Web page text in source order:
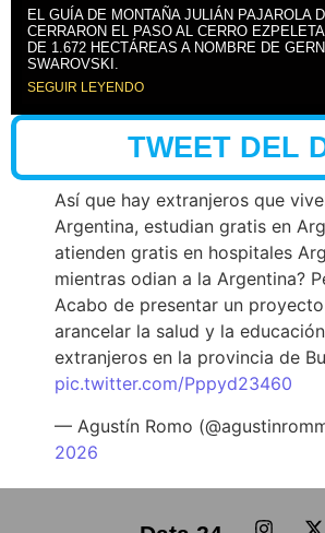
EL GUÍA DE MONTAÑA JULIÁN PAJAROLA
CERRARON EL PASO AL CERRO
DE 1.672 HECTÁREAS A NOMBRE DE
SWAROVSKI.
SEGUIR LEYENDO
TWEET DEL
Así que hay extranjeros que
Argentina, estudian gratis en
atienden gratis en hospitales
mientras odian a la Argentina?
Acabo de presentar un
arancelar la salud y la
extranjeros en la provincia de
pic.twitter.com/Pppyd23460
— Agustín Romo
2026